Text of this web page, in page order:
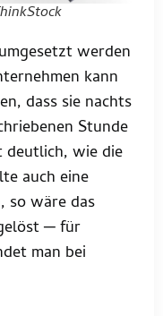
werden
kann
dass sie nachts
Stunde
wie die
auch eine
so wäre das
─ für
man bei